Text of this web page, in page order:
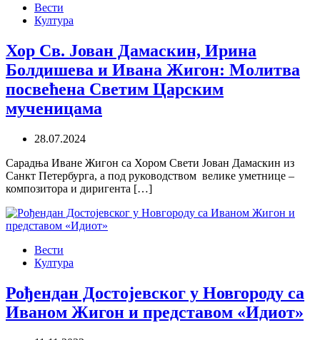
Вести
Култура
Хор Св. Јован Дамаскин, Ирина
Болдишева и Ивана Жигон: Молитва
посвећена Светим Царским
мученицама
28.07.2024
Сарадња Иване Жигон са Хором Свети Јован Дамаскин из
Санкт Петербурга, а под руководством велике уметнице –
композитора и диригента […]
Вести
Култура
Рођендан Достојевског у Новгороду са
Иваном Жигон и представом «Идиот»